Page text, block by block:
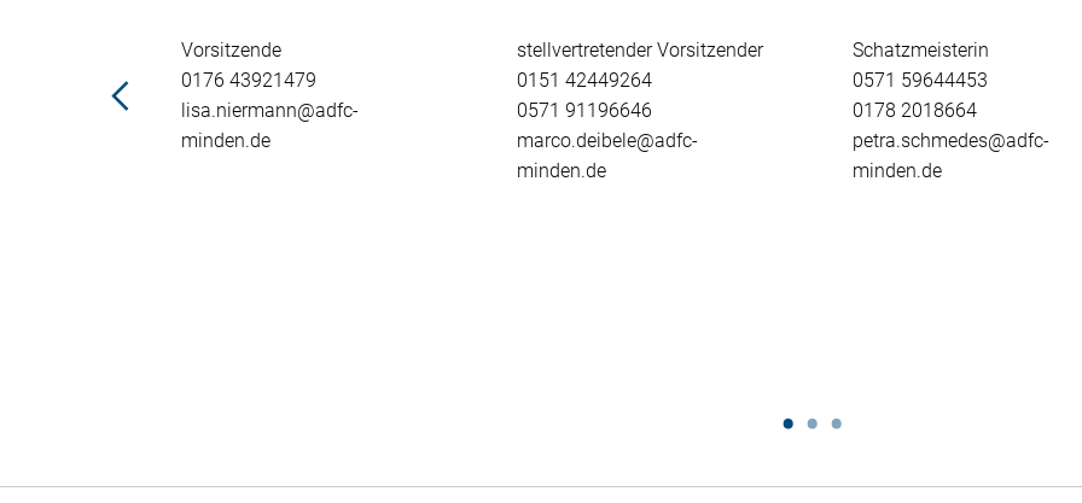
Vorsitzende
0176 43921479
lisa.niermann@adfc-
minden.de
stellvertretender Vorsitzender
0151 42449264
0571 91196646
marco.deibele@adfc-
minden.de
Schatzmeisterin
0571 59644453
0178 2018664
petra.schmedes@adfc-
minden.de